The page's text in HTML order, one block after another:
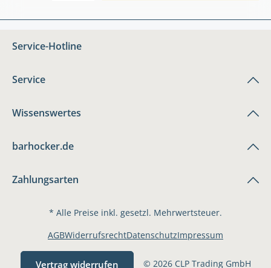
Service-Hotline
Service
Wissenswertes
barhocker.de
Zahlungsarten
* Alle Preise inkl. gesetzl. Mehrwertsteuer.
Vertrag widerrufen © 2026 CLP Trading GmbH
AGBWiderrufsrechtDatenschutzImpressum